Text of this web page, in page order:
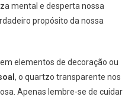
mental e desperta nossa
propósito da nossa
elementos de decoração ou
, o quartzo transparente nos
Apenas lembre-se de cuidar